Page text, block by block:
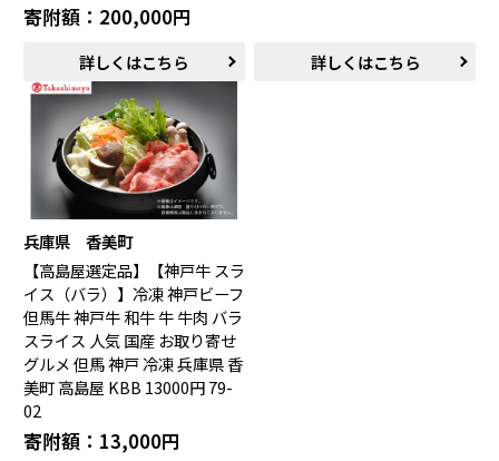
寄附額：200,000円
詳しくはこちら 詳しくはこちら
兵庫県 香美町
【高島屋選定品】【神戸牛 スラ
イス（バラ）】冷凍 神戸ビーフ
但馬牛 神戸牛 和牛 牛 牛肉 バラ
スライス 人気 国産 お取り寄せ
グルメ 但馬 神戸 冷凍 兵庫県 香
美町 高島屋 KBB 13000円 79-
02
寄附額：13,000円